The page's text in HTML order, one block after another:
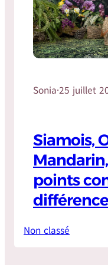
Sonia·25 juillet
Siamois,
points
Non classé